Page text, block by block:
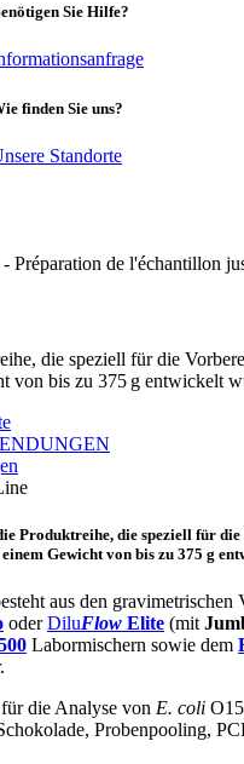
Sie Hilfe?
finden Sie uns?
Standorte
die speziell für die
von bis zu 375 g entwickelt
Produktreihe, die speziell für
Gewicht von bis zu 375 g
aus den gravimetrischen
oderDiluFlow Elite (mit
Labormischern sowie dem
die Analyse von E. coli
Probenpooling,